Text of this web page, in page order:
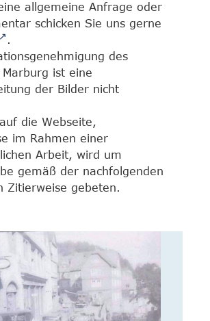
allgemeine Anfrage oder
schicken Sie uns gerne
.
des
ist eine
der Bilder nicht
die Webseite,
im Rahmen einer
Arbeit, wird um
gemäß der nachfolgenden
Zitierweise gebeten.